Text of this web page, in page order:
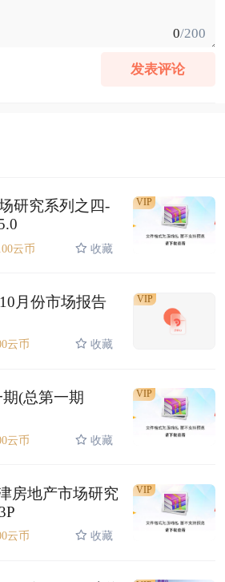
0/200
发表评论
研究系列之四-
云币 收藏
VIP
月份市场报告
云币 收藏
VIP
(总第一期
云币 收藏
VIP
房地产市场研究
云币 收藏
VIP